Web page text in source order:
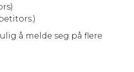
å melde seg på flere